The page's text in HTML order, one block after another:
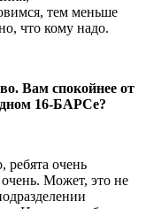
тем меньше
что кому надо.
Вам спокойнее от
16-БАРСе?
ребята очень
Может, это не